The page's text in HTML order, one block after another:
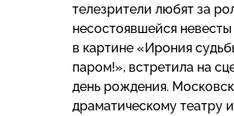
телезрители любят за
несостоявшейся
в картине «Ирония
паром!», встретила на
день рождения.
драматическому театру